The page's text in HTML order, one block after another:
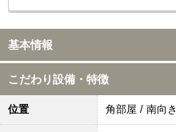
基本情報
こだわり設備・特徴
位置 角部屋 / 南向き